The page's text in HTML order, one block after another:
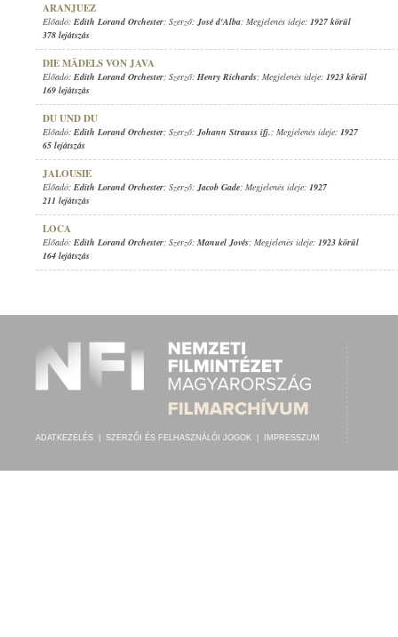
ARANJUEZ
Előadó: Edith Lorand Orchester; Szerző:José d'Alba; Megjelenés ideje: 1927 körül
378 lejátszás
DIE MÄDELS VON JAVA
Előadó: Edith Lorand Orchester; Szerző: Henry Richards; Megjelenés ideje: 1923 körül
169 lejátszás
DU UND DU
Előadó: Edith Lorand Orchester; Szerző:Johann Strauss ifj.; Megjelenés ideje: 1927
65 lejátszás
JALOUSIE
Előadó: Edith Lorand Orchester; Szerző:Jacob Gade; Megjelenés ideje: 1927
211 lejátszás
LOCA
Előadó: Edith Lorand Orchester; Szerző: Manuel Jovés; Megjelenés ideje: 1923 körül
164 lejátszás
ADATKEZELÉS SZERZŐI ÉS FELHASZNÁLÓI JOGOK IMPRESSZUM